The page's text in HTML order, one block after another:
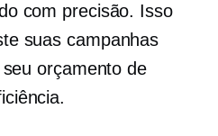
com precisão. Isso
suas campanhas
orçamento de